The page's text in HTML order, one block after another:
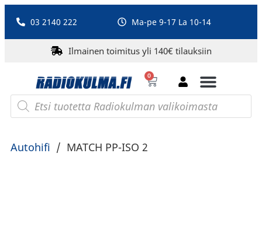
03 2140 222 Ma-pe 9-17 La 10-14
Ilmainen toimitus yli 140€ tilauksiin
0
Autohifi / MATCH PP-ISO 2